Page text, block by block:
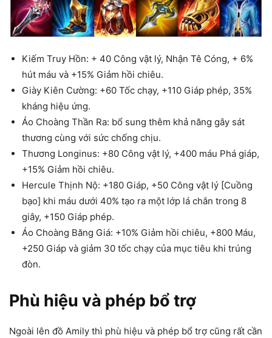
Kiếm Truy Hồn: + 40 Công vật lý, Nhận Tê Cóng, + 6%
hút máu và +15% Giảm hồi chiêu.
Giày Kiên Cường: +60 Tốc chạy, +110 Giáp phép, 35%
kháng hiệu ứng.
Áo Choàng Thần Ra: bổ sung thêm khả năng gây sát
thương cùng với sức chống chịu.
Thương Longinus: +80 Công vật lý, +400 máu Phá giáp,
+15% Giảm hồi chiêu.
Hercule Thịnh Nộ: +180 Giáp, +50 Công vật lý [Cuồng
bạo] khi máu dưới 40% tạo ra một lớp lá chắn trong 8
giây, +150 Giáp phép.
Áo Choàng Băng Giá: +10% Giảm hồi chiêu, +800 Máu,
+250 Giáp và giảm 30 tốc chạy của mục tiêu khi trúng
đòn.
Phù hiệu và phép bổ trợ
Ngoài lên đồ Amily thì phù hiệu và phép bổ trợ cũng rất cần